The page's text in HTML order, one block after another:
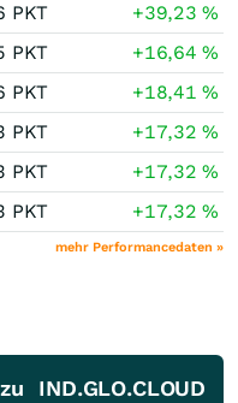
PKT +39,23%
PKT +16,64%
PKT +18,41%
PKT +17,32%
PKT +17,32%
PKT +17,32%
mehr Performancedaten »
IND.GLO.CLOUD